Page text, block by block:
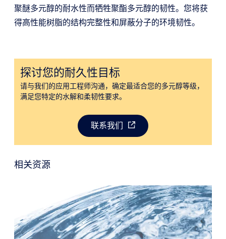
聚醚多元醇的耐水性而牺牲聚酯多元醇的韧性。您将获
得高性能树脂的结构完整性和屏蔽分子的环境韧性。
探讨您的耐久性目标
请与我们的应用工程师沟通，确定最适合您的多元醇等级，
满足您特定的水解和柔韧性要求。
联系我们
相关资源